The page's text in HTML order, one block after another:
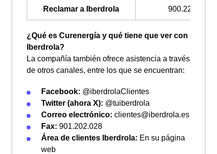
Reclamar a Iberdrola 900.225.235
¿Qué es Curenergía y qué tiene que ver con
Iberdrola?
La compañía también ofrece asistencia a través
de otros canales, entre los que se encuentran:
Facebook: @iberdrolaClientes
Twitter (ahora X): @tuiberdrola
Correo electrónico: clientes@iberdrola.es
Fax: 901.202.028
Área de clientes Iberdrola: En su página
web